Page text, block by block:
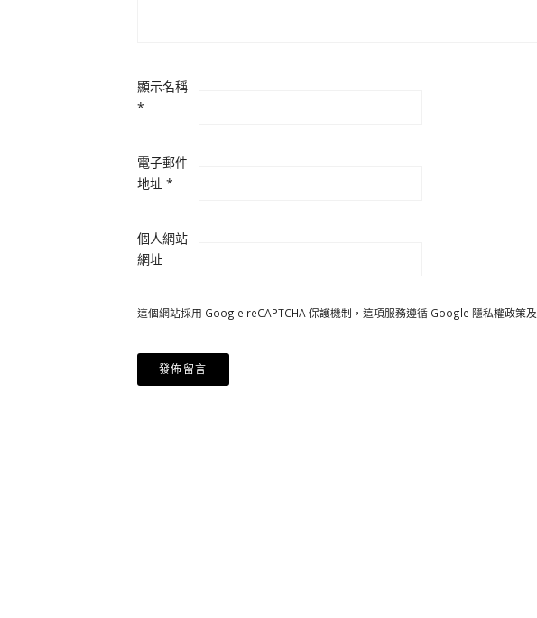
顯示名稱
*
電子郵件
地址 *
個人網站
網址
這個網站採用 Google reCAPTCHA 保護機制，這項服務遵循 Google 隱私權政策及